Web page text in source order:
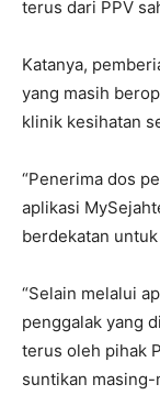
terus dari PPV
Katanya,
yang masih
klinik kesihatan
“Penerima dos
aplikasi
berdekatan
“Selain melalui
penggalak yang
terus oleh pihak
suntikan masing-